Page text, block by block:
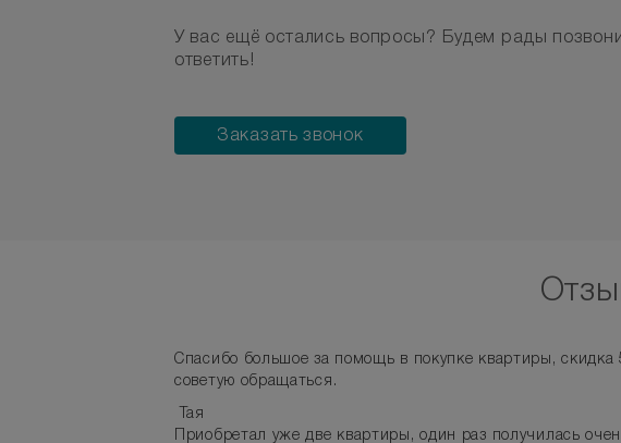
У вас ещё остались вопросы? Будем рады
ответить!
Заказать звонок
Спасибо большое за помощь в покупке квартиры,
советую обращаться.
Тая
Приобретал уже две квартиры, один раз получилась